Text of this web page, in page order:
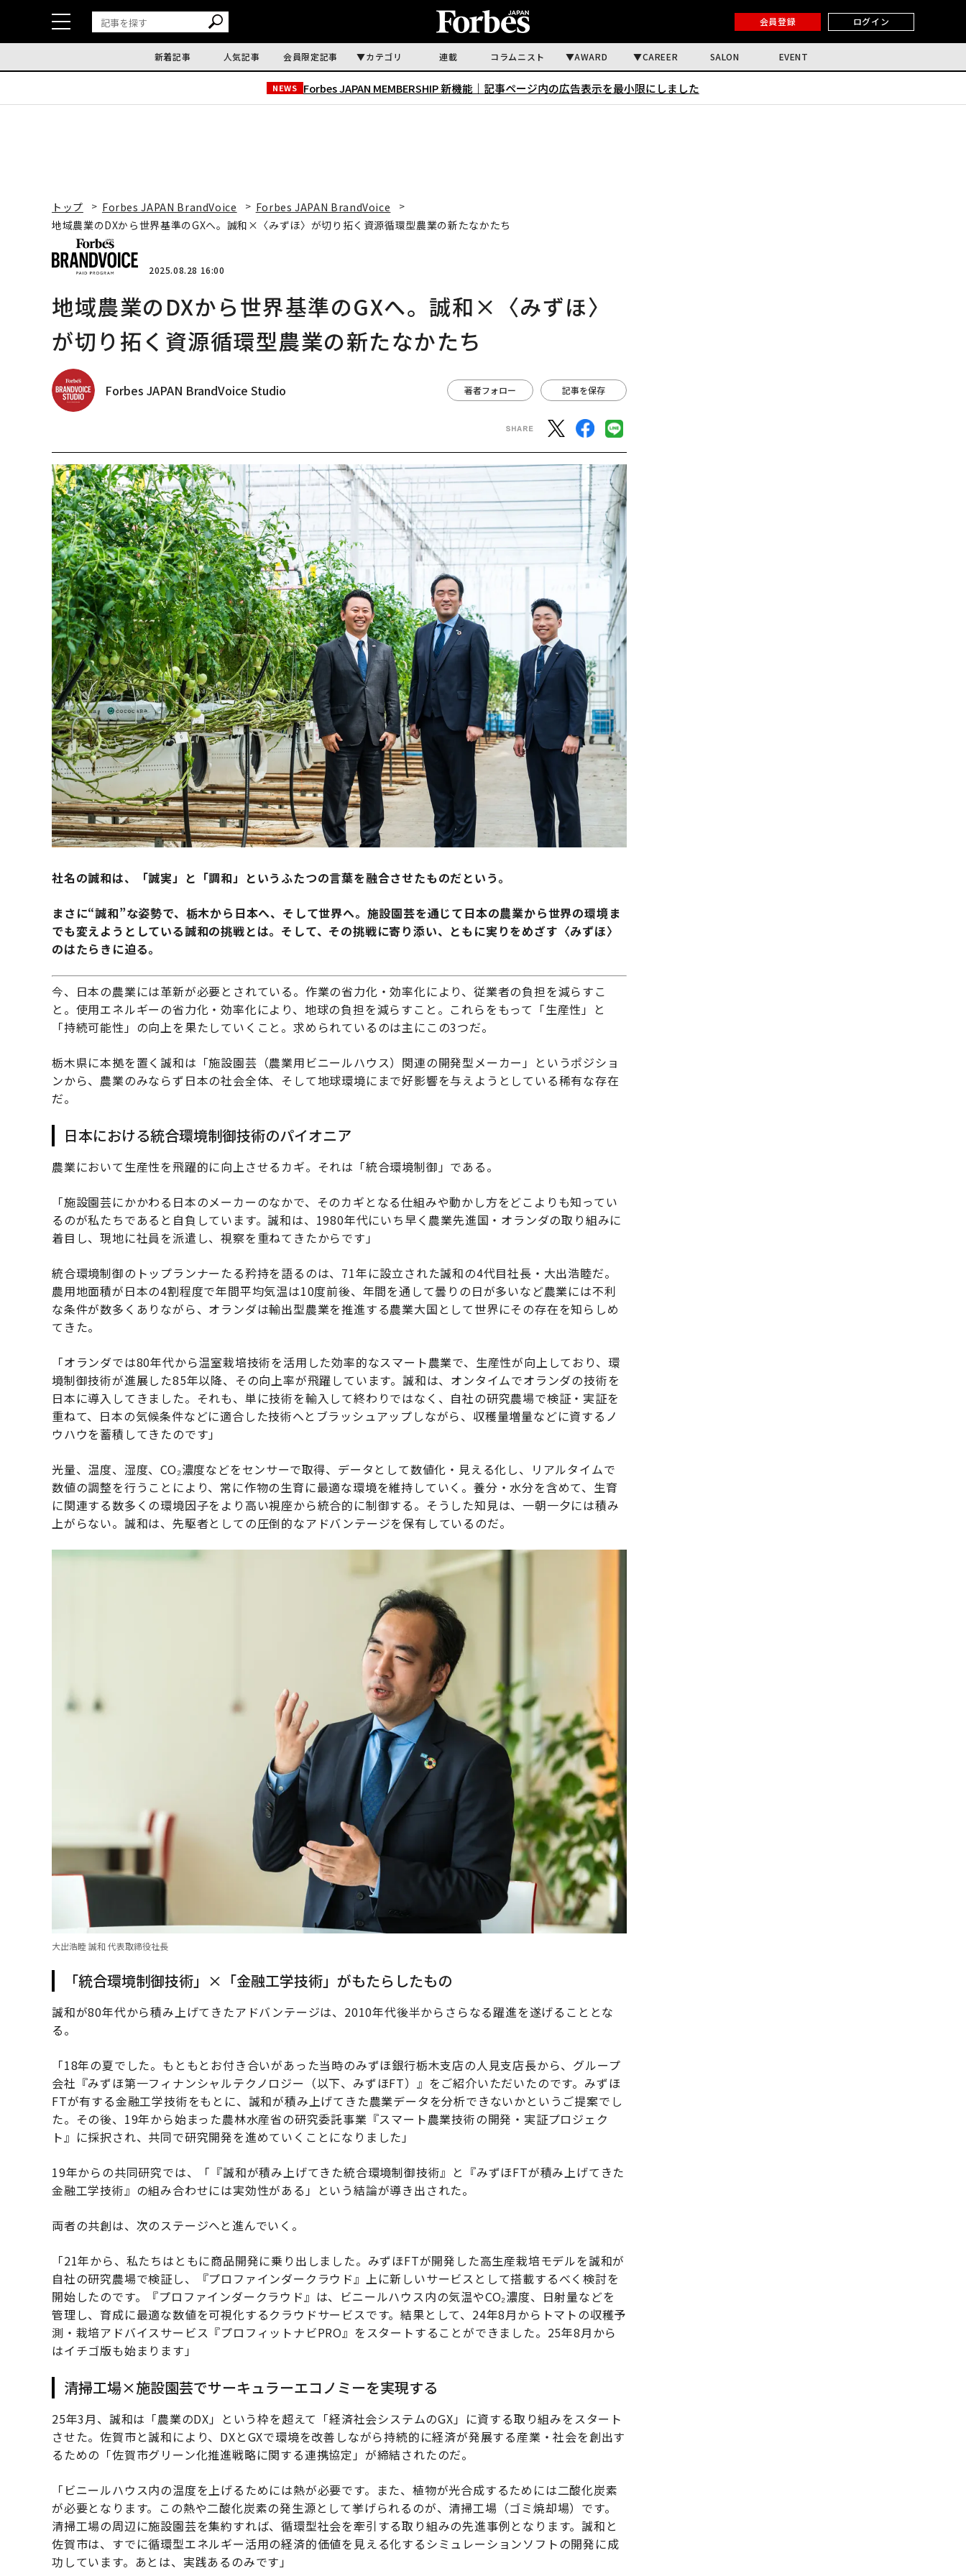
会員登録 ログイン
新着記事 人気記事 会員限定記事 カテゴリ 連載 コラムニスト AWARD CAREER SALON EVENT
NEWS Forbes JAPAN MEMBERSHIP 新機能｜ 記事ページ内の広告表示を最小限にしました
トップ Forbes JAPAN BrandVoice
Forbes JAPAN BrandVoice
地域農業のDXから世界基準のGXへ。誠和×〈みずほ〉が切り拓く資源循環型農業の新たなかたち
2025.08.28 16:00
地域農業のDXから世界基準のGXへ。誠和×〈みずほ〉
が切り拓く資源循環型農業の新たなかたち
Forbes JAPAN BrandVoice Studio 著者フォロー 記事を保存
社名の誠和は、「誠実」と「調和」というふたつの言葉を融合させたものだという。
まさに“誠和”な姿勢で、栃木から日本へ、そして世界へ。施設園芸を通じて日本の農業から世界の環境ま
でも変えようとしている誠和の挑戦とは。そして、その挑戦に寄り添い、ともに実りをめざす〈みずほ〉
のはたらきに迫る。
今、日本の農業には革新が必要とされている。作業の省力化・効率化により、従業者の負担を減らすこ
と。使用エネルギーの省力化・効率化により、地球の負担を減らすこと。これらをもって「生産性」と
「持続可能性」の向上を果たしていくこと。求められているのは主にこの3つだ。
栃木県に本拠を置く誠和は「施設園芸（農業用ビニールハウス）関連の開発型メーカー」というポジショ
ンから、農業のみならず日本の社会全体、そして地球環境にまで好影響を与えようとしている稀有な存在
だ。
日本における統合環境制御技術のパイオニア
農業において生産性を飛躍的に向上させるカギ。それは「統合環境制御」である。
「施設園芸にかかわる日本のメーカーのなかで、そのカギとなる仕組みや動かし方をどこよりも知ってい
るのが私たちであると自負しています。誠和は、1980年代にいち早く農業先進国・オランダの取り組みに
着目し、現地に社員を派遣し、視察を重ねてきたからです」
統合環境制御のトップランナーたる矜持を語るのは、71年に設立された誠和の4代目社長・大出浩睦だ。
農用地面積が日本の4割程度で年間平均気温は10度前後、年間を通して曇りの日が多いなど農業には不利
な条件が数多くありながら、オランダは輸出型農業を推進する農業大国として世界にその存在を知らしめ
てきた。
「オランダでは80年代から温室栽培技術を活用した効率的なスマート農業で、生産性が向上しており、環
境制御技術が進展した85年以降、その向上率が飛躍しています。誠和は、オンタイムでオランダの技術を
日本に導入してきました。それも、単に技術を輸入して終わりではなく、自社の研究農場で検証・実証を
重ねて、日本の気候条件などに適合した技術へとブラッシュアップしながら、収穫量増量などに資するノ
ウハウを蓄積してきたのです」
光量、温度、湿度、CO₂濃度などをセンサーで取得、データとして数値化・見える化し、リアルタイムで
数値の調整を行うことにより、常に作物の生育に最適な環境を維持していく。養分・水分を含めて、生育
に関連する数多くの環境因子をより高い視座から統合的に制御する。そうした知見は、一朝一夕には積み
上がらない。誠和は、先駆者としての圧倒的なアドバンテージを保有しているのだ。
大出浩睦 誠和 代表取締役社長
「統合環境制御技術」×「金融工学技術」がもたらしたもの
誠和が80年代から積み上げてきたアドバンテージは、2010年代後半からさらなる躍進を遂げることとな
る。
「18年の夏でした。もともとお付き合いがあった当時のみずほ銀行栃木支店の人見支店長から、グループ
会社『みずほ第一フィナンシャルテクノロジー（以下、みずほFT）』をご紹介いただいたのです。みずほ
FTが有する金融工学技術をもとに、誠和が積み上げてきた農業データを分析できないかというご提案でし
た。その後、19年から始まった農林水産省の研究委託事業『スマート農業技術の開発・実証プロジェク
ト』に採択され、共同で研究開発を進めていくことになりました」
19年からの共同研究では、「『誠和が積み上げてきた統合環境制御技術』と『みずほFTが積み上げてきた
金融工学技術』の組み合わせには実効性がある」という結論が導き出された。
両者の共創は、次のステージへと進んでいく。
「21年から、私たちはともに商品開発に乗り出しました。みずほFTが開発した高生産栽培モデルを誠和が
自社の研究農場で検証し、『プロファインダークラウド』上に新しいサービスとして搭載するべく検討を
開始したのです。『プロファインダークラウド』は、ビニールハウス内の気温やCO₂濃度、日射量などを
管理し、育成に最適な数値を可視化するクラウドサービスです。結果として、24年8月からトマトの収穫予
測・栽培アドバイスサービス『プロフィットナビPRO』をスタートすることができました。25年8月から
はイチゴ版も始まります」
清掃工場×施設園芸でサーキュラーエコノミーを実現する
25年3月、誠和は「農業のDX」という枠を超えて「経済社会システムのGX」に資する取り組みをスタート
させた。佐賀市と誠和により、DXとGXで環境を改善しながら持続的に経済が発展する産業・社会を創出す
るための「佐賀市グリーン化推進戦略に関する連携協定」が締結されたのだ。
「ビニールハウス内の温度を上げるためには熱が必要です。また、植物が光合成するためには二酸化炭素
が必要となります。この熱や二酸化炭素の発生源として挙げられるのが、清掃工場（ゴミ焼却場）です。
清掃工場の周辺に施設園芸を集約すれば、循環型社会を牽引する取り組みの先進事例となります。誠和と
佐賀市は、すでに循環型エネルギー活用の経済的価値を見える化するシミュレーションソフトの開発に成
功しています。あとは、実践あるのみです」